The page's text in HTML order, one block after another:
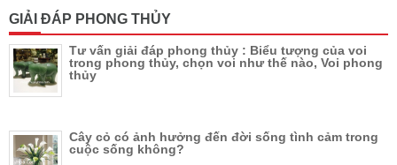
GIẢI ĐÁP PHONG THỦY
Tư vấn giải đáp phong thủy : Biểu tượng của voi
trong phong thủy, chọn voi như thế nào, Voi phong
thủy
Cây cỏ có ảnh hưởng đến đời sống tình cảm trong
cuộc sống không?